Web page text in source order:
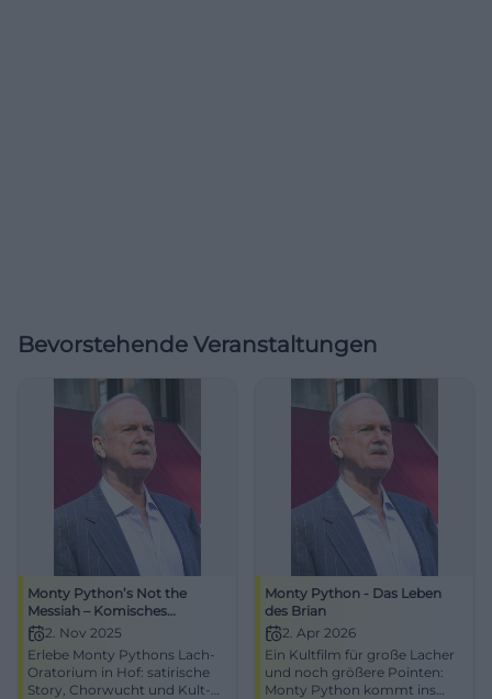
Bevorstehende Veranstaltungen
Monty Python’s Not the
Messiah – Komisches
Oratorium nach ‘Das Leben
des Brian’
2. Nov 2025
Erlebe Monty Pythons Lach-
Oratorium in Hof: satirische
Story, Chorwucht und Kult-
Monty Python - Das Leben
des Brian
2. Apr 2026
Ein Kultfilm für große Lacher
und noch größere Pointen:
Monty Python kommt ins